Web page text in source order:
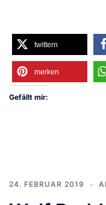
twittern
merken
Gefällt mir:
24. FEBRUAR 2019